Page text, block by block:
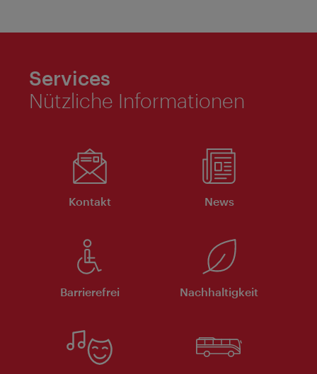
Services
Nützliche Informationen
Kontakt News
Barrierefrei Nachhaltigkeit